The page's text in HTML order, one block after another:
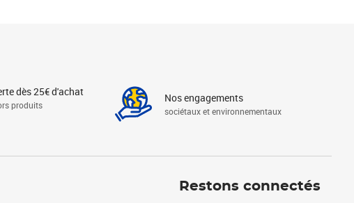
dès 25€ d'achat
produits
Nos engagements
sociétaux et environnementaux
Restons connectés